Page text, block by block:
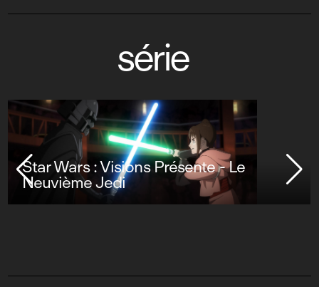
série
Star Wars : Visions Présente - Le
Neuvième Jedi